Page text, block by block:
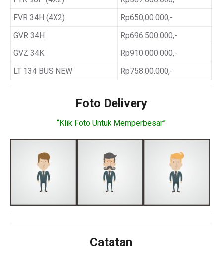
FVR 34H (4X2)
Rp650,00.000,-
GVR 34H
Rp696.500.000,-
GVZ 34K
Rp910.000.000,-
LT 134 BUS NEW
Rp758.00.000,-
Foto Delivery
“Klik Foto Untuk Memperbesar”
Catatan